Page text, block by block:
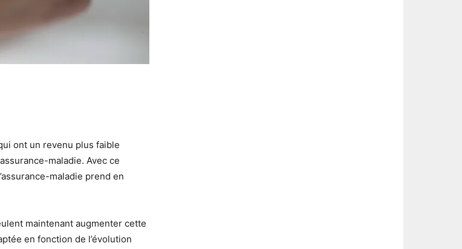
ont un revenu plus faible
maladie. Avec ce
maladie prend en
maintenant augmenter cette
en fonction de l’évolution